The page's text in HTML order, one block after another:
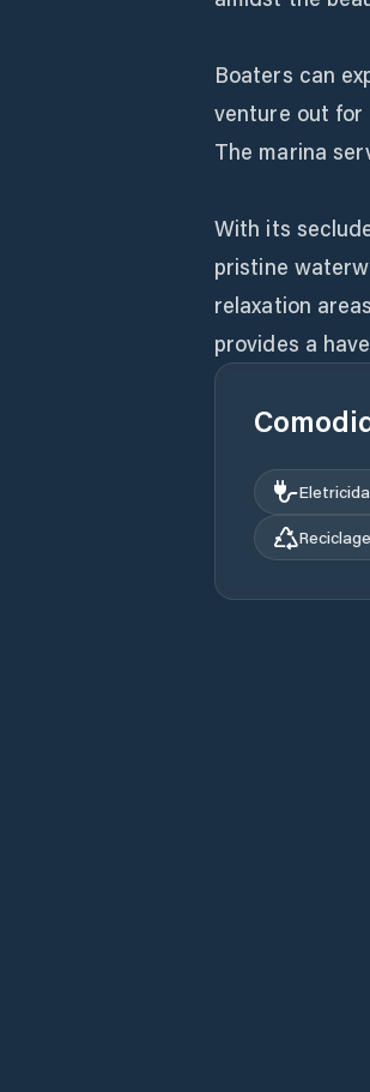
Boaters can
venture out for
The marina
With its
pristine
relaxation
provides a